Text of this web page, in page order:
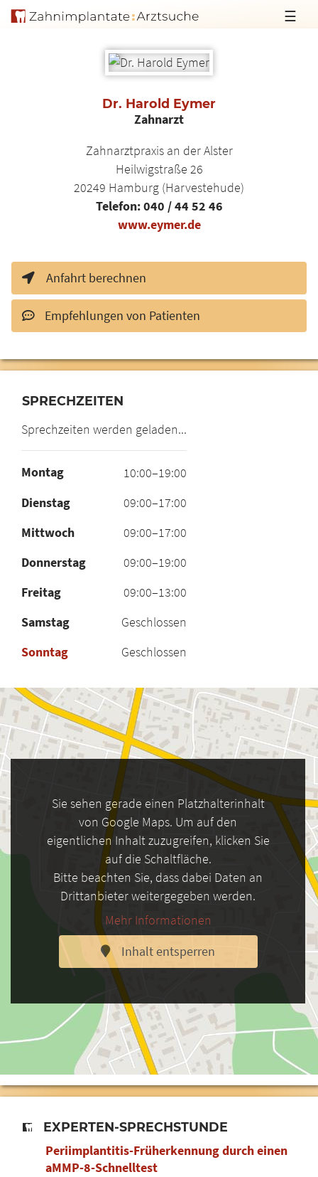
☰
Dr. Harold Eymer
Zahnarzt
Zahnarztpraxis an der Alster
Heilwigstraße 26
20249 Hamburg (Harvestehude)
Telefon:040 / 44 52 46
www.eymer.de
Anfahrt berechnen
Empfehlungen von Patienten
SPRECHZEITEN
Sprechzeiten werden geladen...
Montag
10:00–19:00
Dienstag
09:00–17:00
Mittwoch
09:00–17:00
Donnerstag
09:00–19:00
Freitag
09:00–13:00
Samstag
Geschlossen
Sonntag
Geschlossen
Sie sehen gerade einen Platzhalterinhalt
von Google Maps. Um auf den
eigentlichen Inhalt zuzugreifen, klicken Sie
auf die Schaltfläche.
Bitte beachten Sie, dass dabei Daten an
Drittanbieter weitergegeben werden.
Mehr Informationen
Inhalt entsperren
EXPERTEN-SPRECHSTUNDE
Periimplantitis-Früherkennung durch einen
aMMP-8-Schnelltest